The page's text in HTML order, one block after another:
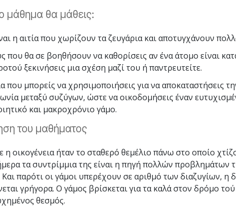
μάθημα θα μάθεις:
η αιτία που χωρίζουν τα ζευγάρια και αποτυγχάνουν
που θα σε βοηθήσουν να καθορίσεις αν ένα άτομο είναι
ξεκινήσεις μια σχέση μαζί του ή παντρευτείτε.
που μπορείς να χρησιμοποιήσεις για να αποκαταστήσεις
μεταξύ συζύγων, ώστε να οικοδομήσεις έναν
και μακροχρόνιο γάμο.
του μαθήματος
η οικογένεια ήταν το σταθερό θεμέλιο πάνω στο οποίο
τα συντρίμμια της είναι η πηγή πολλών προβλημάτων
Και παρότι οι γάμοι υπερέχουν σε αριθμό των διαζυγίων, η
γρήγορα. Ο γάμος βρίσκεται για τα καλά στον δρόμο τού
θεσμός.